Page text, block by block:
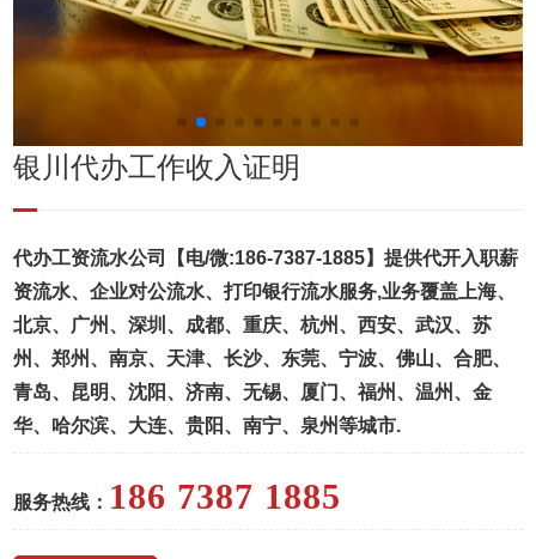
银川代办工作收入证明
代办工资流水公司【电/微:186-7387-1885】提供代开入职薪
资流水、企业对公流水、打印银行流水服务,业务覆盖上海、
北京、广州、深圳、成都、重庆、杭州、西安、武汉、苏
州、郑州、南京、天津、长沙、东莞、宁波、佛山、合肥、
青岛、昆明、沈阳、济南、无锡、厦门、福州、温州、金
华、哈尔滨、大连、贵阳、南宁、泉州等城市.
服务热线： 186 7387 1885